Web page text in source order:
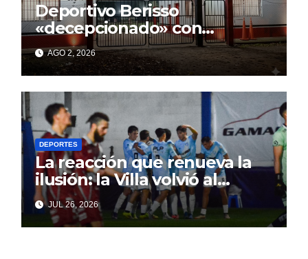
Deportivo Berisso
«decepcionado» con
Cagliardi y sus promesas
incumplidas
AGO 2, 2026
DEPORTES
La reacción que renueva la
ilusión: la Villa volvió al
triunfo con fútbol y
personalidad
JUL 26, 2026